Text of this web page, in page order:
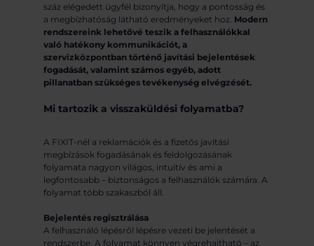
száz elégedett ügyfél bizonyítja, hogy a pontosság és
a megbízhatóság látható eredményeket hoz. Modern
rendszereink lehetővé teszik a felhasználókkal
való hatékony kommunikációt, a
szervizközpontban történő javítási bejelentések
fogadását, valamint számos egyéb, adott
pillanatban szükséges tevékenység elvégzését.
Mi tartozik a visszaküldési folyamatba?
A FIXIT-nél a reklamációk és a fizetős javítási
megbízások fogadásának és feldolgozásának
folyamata nagyon világos, intuitív és ami a
legfontosabb – biztonságos a felhasználók számára. A
folyamat több szakaszból áll.
Bejelentés regisztrálása
A felhasználó lépésről lépésre vezeti be jelentését a
rendszerbe. A folyamat könnyen végrehajtható – az